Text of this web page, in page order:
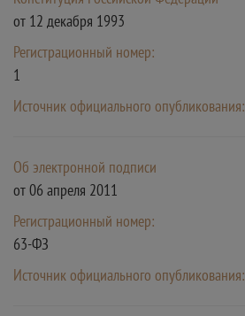
от 12 декабря 1993
Регистрационный номер:
1
Источник официального опубликования:
Об электронной подписи
от 06 апреля 2011
Регистрационный номер:
63-ФЗ
Источник официального опубликования: